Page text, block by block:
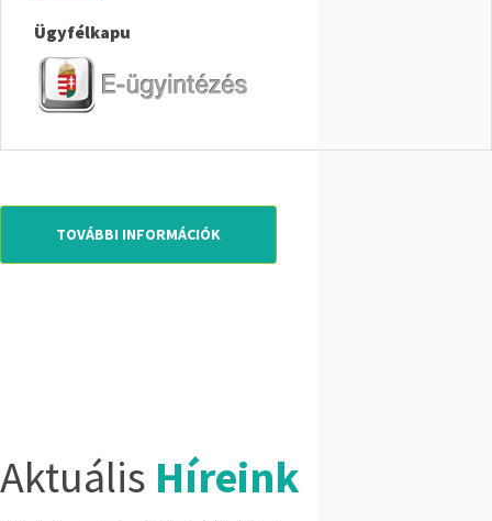
Ügyfélkapu
TOVÁBBI INFORMÁCIÓK
Aktuális Híreink